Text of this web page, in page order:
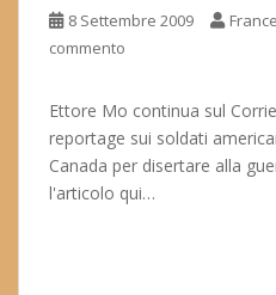
8 Settembre 2009
commento
Ettore Mo continua sul
reportage sui soldati
Canada per disertare alla
l'articolo qui…